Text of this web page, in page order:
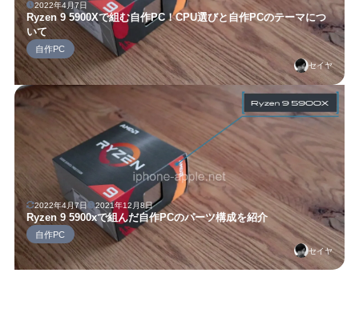
2022年4月7日
Ryzen 9 5900Xで組む自作PC！CPU選びと自作PCのテーマにつ
いて
自作PC
セイヤ
2022年4月7日 2021年12月8日
Ryzen 9 5900xで組んだ自作PCのパーツ構成を紹介
自作PC
セイヤ